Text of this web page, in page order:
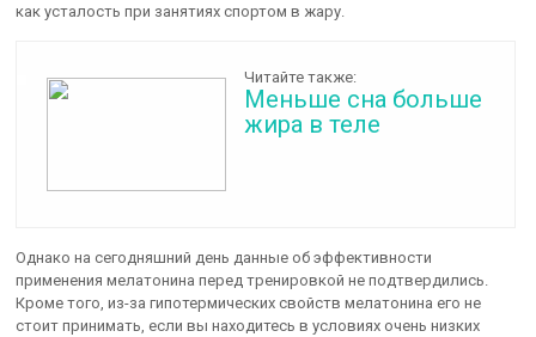
как усталость при занятиях спортом в жару.
Читайте также:
Меньше сна больше
жира в теле
Однако на сегодняшний день данные об эффективности
применения мелатонина перед тренировкой не подтвердились.
Кроме того, из-за гипотермических свойств мелатонина его не
стоит принимать, если вы находитесь в условиях очень низких